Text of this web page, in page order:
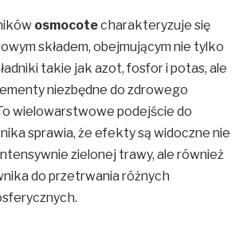
osmocotecharakteryzuje się
składem, obejmującym nie tylko
takie jak azot, fosfor i potas, ale
niezbędne do zdrowego
wielowarstwowe podejście do
sprawia, że efekty są widoczne nie
zielonej trawy, ale również
do przetrwania różnych